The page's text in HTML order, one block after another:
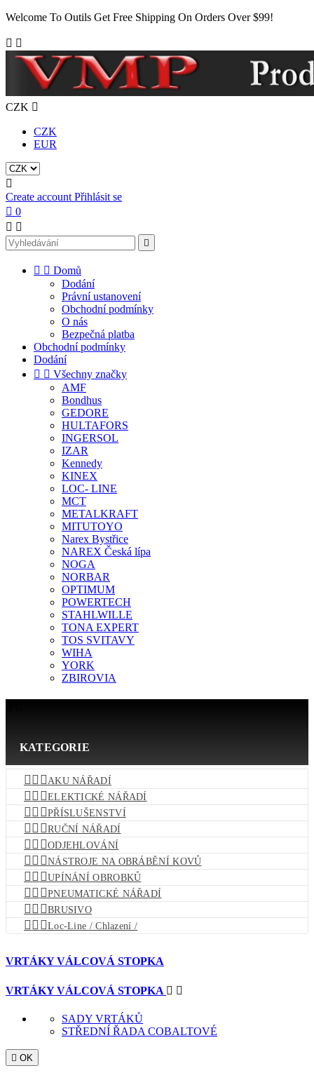
Welcome To Outils Get Free Shipping On Orders Over $99!
 
CZK 
CZK
EUR

Create account Přihlásit se
 0
 

  Domů
Dodání
Právní ustanovení
Obchodní podmínky
O nás
Bezpečná platba
Obchodní podmínky
Dodání
  Všechny značky
AMF
Bondhus
GEDORE
HULTAFORS
INGERSOL
IZAR
Kennedy
KINEX
LOC- LINE
MCT
METALKRAFT
MITUTOYO
Narex Bystřice
NAREX Česká lípa
NOGA
NORBAR
OPTIMUM
POWERTECH
STAHLWILLE
TONA EXPERT
TOS SVITAVY
WIHA
YORK
ZBIROVIA
KATEGORIE
  AKU NÁŘADÍ
 ELEKTICKÉ NÁŘADÍ
 PŘÍSLUŠENSTVÍ
 RUČNÍ NÁŘADÍ
 ODJEHLOVÁNÍ
 NÁSTROJE NA OBRÁBĚNÍ KOVŮ
 UPÍNÁNÍ OBROBKŮ
 PNEUMATICKÉ NÁŘADÍ
 BRUSIVO
 Loc-Line / Chlazení /
VRTÁKY VÁLCOVÁ STOPKA
VRTÁKY VÁLCOVÁ STOPKA  
SADY VRTÁKŮ
STŘEDNÍ ŘADA COBALTOVÉ
 OK